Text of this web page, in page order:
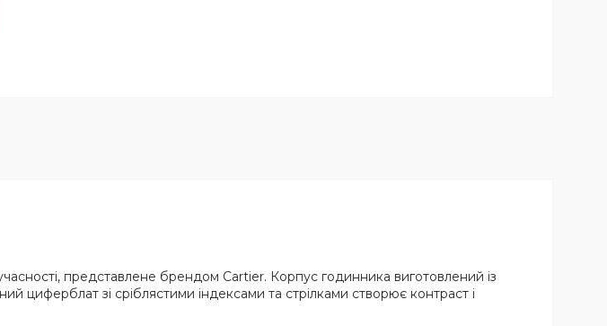
представлене брендом Cartier. Корпус годинника виготовлений із
циферблат зі сріблястими індексами та стрілками створює контраст і